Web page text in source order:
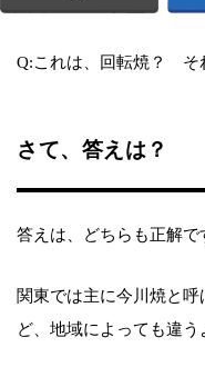
Q:これは、回転焼？ そ
さて、答えは？
答えは、どちらも正解で
関東では主に今川焼と
ど、地域によっても違う